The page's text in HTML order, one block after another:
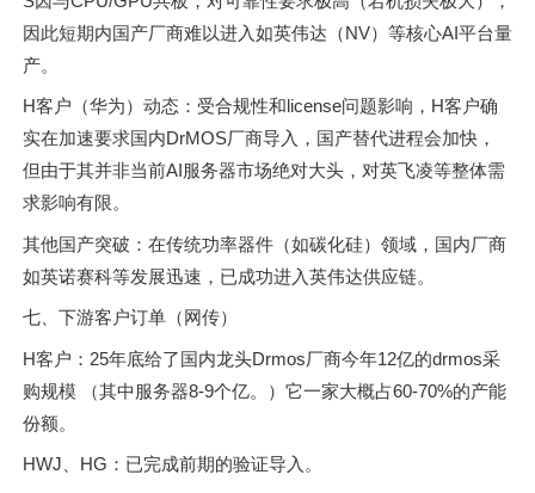
因此短期内国产厂商难以进入如英伟达（NV）等核心AI平台量
产。
H客户（华为）动态：受合规性和license问题影响，H客户确
实在加速要求国内DrMOS厂商导入，国产替代进程会加快，
但由于其并非当前AI服务器市场绝对大头，对英飞凌等整体需
求影响有限。
其他国产突破：在传统功率器件（如碳化硅）领域，国内厂商
如英诺赛科等发展迅速，已成功进入英伟达供应链。
七、下游客户订单（网传）
H客户：25年底给了国内龙头Drmos厂商今年12亿的drmos采
购规模 （其中服务器8-9个亿。）它一家大概占60-70%的产能
份额。
HWJ、HG：已完成前期的验证导入。